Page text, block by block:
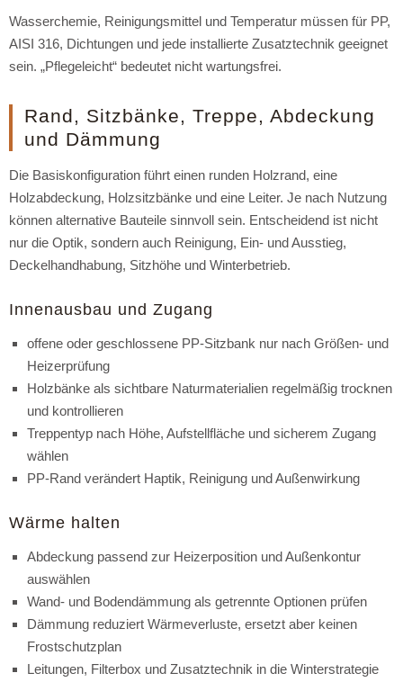
Wasserchemie, Reinigungsmittel und Temperatur müssen für PP,
AISI 316, Dichtungen und jede installierte Zusatztechnik geeignet
sein. „Pflegeleicht“ bedeutet nicht wartungsfrei.
Rand, Sitzbänke, Treppe, Abdeckung
und Dämmung
Die Basiskonfiguration führt einen runden Holzrand, eine
Holzabdeckung, Holzsitzbänke und eine Leiter. Je nach Nutzung
können alternative Bauteile sinnvoll sein. Entscheidend ist nicht
nur die Optik, sondern auch Reinigung, Ein- und Ausstieg,
Deckelhandhabung, Sitzhöhe und Winterbetrieb.
Innenausbau und Zugang
offene oder geschlossene PP-Sitzbank nur nach Größen- und
Heizerprüfung
Holzbänke als sichtbare Naturmaterialien regelmäßig trocknen
und kontrollieren
Treppentyp nach Höhe, Aufstellfläche und sicherem Zugang
wählen
PP-Rand verändert Haptik, Reinigung und Außenwirkung
Wärme halten
Abdeckung passend zur Heizerposition und Außenkontur
auswählen
Wand- und Bodendämmung als getrennte Optionen prüfen
Dämmung reduziert Wärmeverluste, ersetzt aber keinen
Frostschutzplan
Leitungen, Filterbox und Zusatztechnik in die Winterstrategie